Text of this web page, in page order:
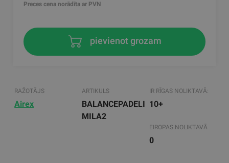
Preces cena norādīta ar PVN
pievienot grozam
RAŽOTĀJS
Airex
ARTIKULS
BALANCEPADELI
MILA2
IR RĪGAS NOLIKTAVĀ:
10+
EIROPAS NOLIKTAVĀ
0